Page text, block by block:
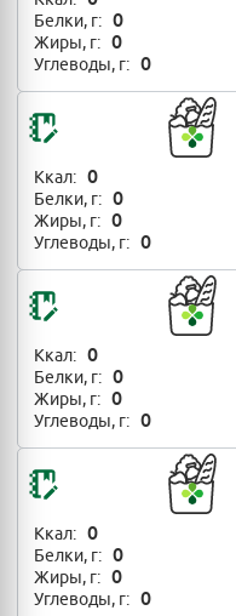
Белки, г: 0
Жиры, г: 0
Углеводы, г: 0
Ккал: 0
Белки, г: 0
Жиры, г: 0
Углеводы, г: 0
Ккал: 0
Белки, г: 0
Жиры, г: 0
Углеводы, г: 0
Ккал: 0
Белки, г: 0
Жиры, г: 0
Углеводы, г: 0